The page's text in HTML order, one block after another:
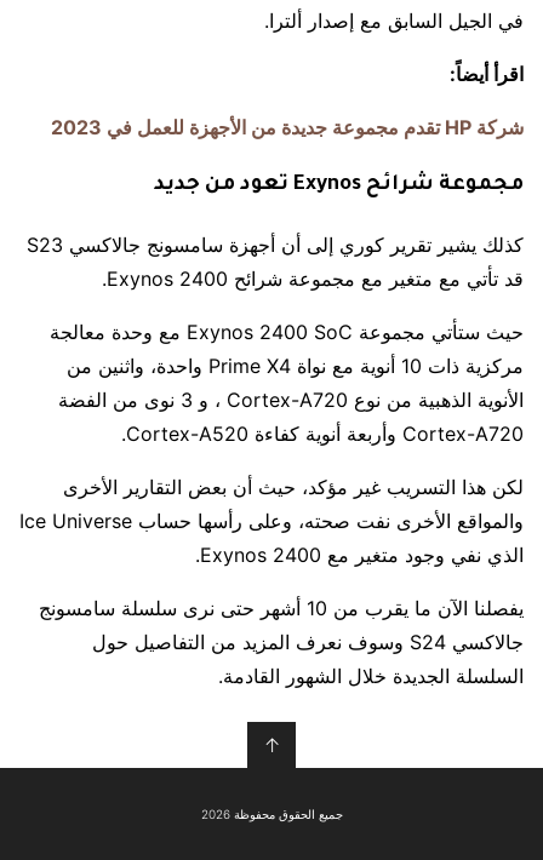
في الجيل السابق مع إصدار ألترا.
اقرأ أيضاً:
شركة HP تقدم مجموعة جديدة من الأجهزة للعمل في 2023
مجموعة شرائح Exynos تعود من جديد
كذلك يشير تقرير كوري إلى أن أجهزة سامسونج جالاكسي S23
قد تأتي مع متغير مع مجموعة شرائح Exynos 2400.
حيث ستأتي مجموعة Exynos 2400 SoC مع وحدة معالجة
مركزية ذات 10 أنوية مع نواة Prime X4 واحدة، واثنين من
الأنوية الذهبية من نوع Cortex-A720 ، و 3 نوى من الفضة
Cortex-A720 وأربعة أنوية كفاءة Cortex-A520.
لكن هذا التسريب غير مؤكد، حيث أن بعض التقارير الأخرى
والمواقع الأخرى نفت صحته، وعلى رأسها حساب Ice Universe
الذي نفي وجود متغير مع Exynos 2400.
يفصلنا الآن ما يقرب من 10 أشهر حتى نرى سلسلة سامسونج
جالاكسي S24 وسوف نعرف المزيد من التفاصيل حول
السلسلة الجديدة خلال الشهور القادمة.
↑
جميع الحقوق محفوظة 2026